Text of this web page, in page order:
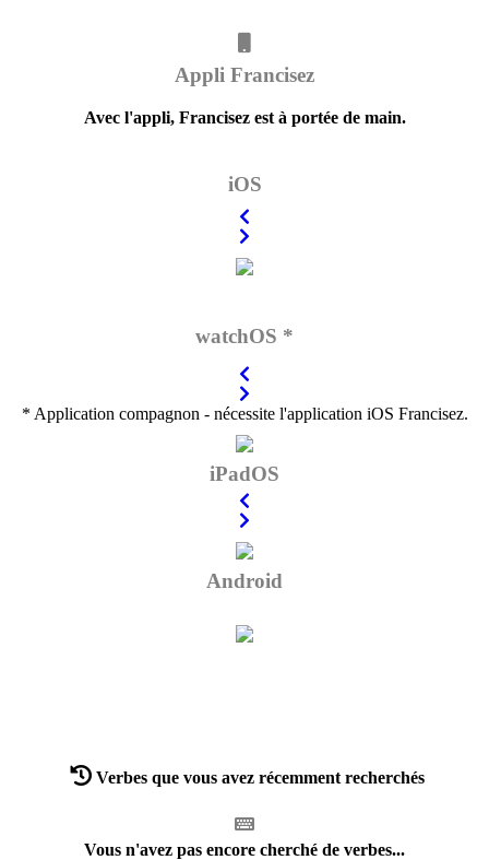
Appli Francisez
Avec l'appli, Francisez est à portée de main.
iOS
watchOS *
* Application compagnon - nécessite l'application iOS Francisez.
iPadOS
Android
Verbes que vous avez récemment recherchés
Vous n'avez pas encore cherché de verbes...